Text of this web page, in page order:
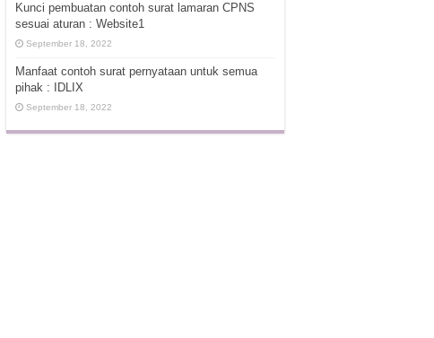
Kunci pembuatan contoh surat lamaran CPNS
sesuai aturan : Website1
September 18, 2022
Manfaat contoh surat pernyataan untuk semua
pihak : IDLIX
September 18, 2022